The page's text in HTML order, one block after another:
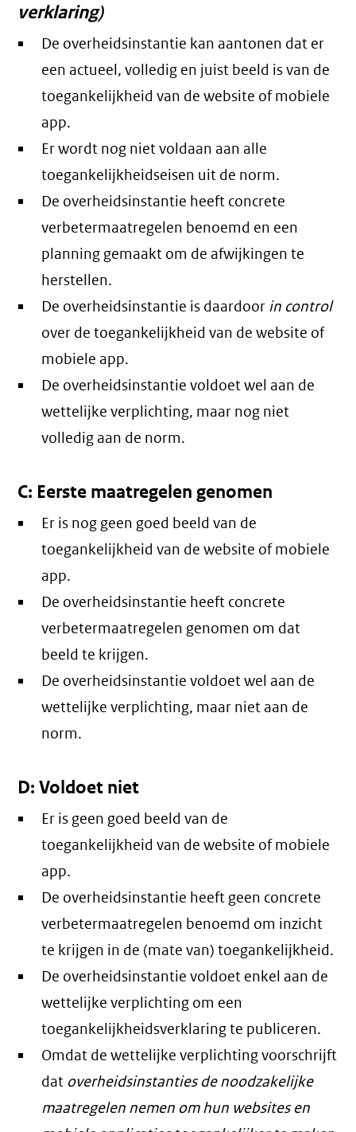
verklaring)
De overheidsinstantie kan aantonen dat er
een actueel, volledig en juist beeld is van de
toegankelijkheid van de website of mobiele
app.
Er wordt nog niet voldaan aan alle
toegankelijkheidseisen uit de norm.
De overheidsinstantie heeft concrete
verbetermaatregelen benoemd en een
planning gemaakt om de afwijkingen te
herstellen.
De overheidsinstantie is daardoor in control
over de toegankelijkheid van de website of
mobiele app.
De overheidsinstantie voldoet wel aan de
wettelijke verplichting, maar nog niet
volledig aan de norm.
C: Eerste maatregelen genomen
Er is nog geen goed beeld van de
toegankelijkheid van de website of mobiele
app.
De overheidsinstantie heeft concrete
verbetermaatregelen genomen om dat
beeld te krijgen.
De overheidsinstantie voldoet wel aan de
wettelijke verplichting, maar niet aan de
norm.
D: Voldoet niet
Er is geen goed beeld van de
toegankelijkheid van de website of mobiele
app.
De overheidsinstantie heeft geen concrete
verbetermaatregelen benoemd om inzicht
te krijgen in de (mate van) toegankelijkheid.
De overheidsinstantie voldoet enkel aan de
wettelijke verplichting om een
toegankelijkheidsverklaring te publiceren.
Omdat de wettelijke verplichting voorschrijft
dat overheidsinstanties de noodzakelijke
maatregelen nemen om hun websites en